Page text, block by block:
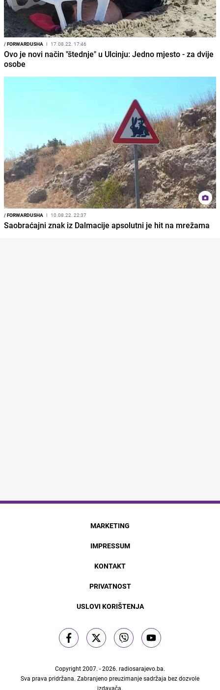
/FORWARDUSHA I 17.08.22. 17:46
Ovo je novi način "štednje" u Ulcinju: Jedno mjesto - za dvije
osobe
/FORWARDUSHA I 10.08.22. 22:37
Saobraćajni znak iz Dalmacije apsolutni je hit na mrežama
MARKETING
IMPRESSUM
KONTAKT
PRIVATNOST
USLOVI KORIŠTENJA
Copyright 2007. - 2026. radiosarajevo.ba.
Sva prava pridržana. Zabranjeno preuzimanje sadržaja bez dozvole
izdavača.